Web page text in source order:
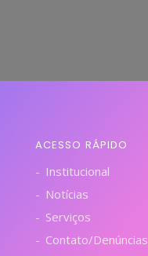
ACESSO RÁPIDO
Institucional
Notícias
Serviços
Contato/Denúncias